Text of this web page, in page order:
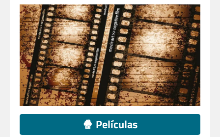
🍿 Películas